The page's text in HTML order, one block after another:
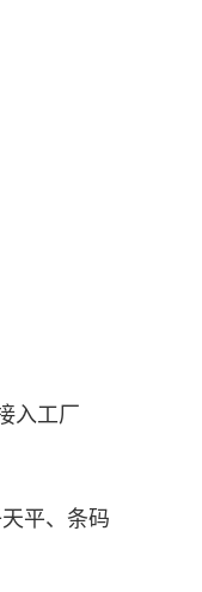
入工厂
平、条码